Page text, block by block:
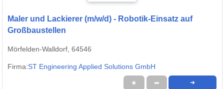
Maler und Lackierer (m/w/d) - Robotik-Einsatz auf
Großbaustellen
Mörfelden-Walldorf, 64546
Firma:ST Engineering Applied Solutions GmbH
★ ➦ ➜